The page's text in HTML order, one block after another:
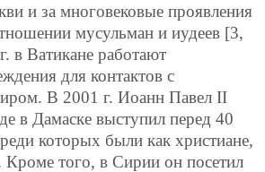
и за многовековые проявления
мусульман и иудеев [3,
в Ватикане работают
для контактов с
В 2001 г. Иоанн Павел II
в Дамаске выступил перед 40
которых были как христиане,
Кроме того, в Сирии он посетил